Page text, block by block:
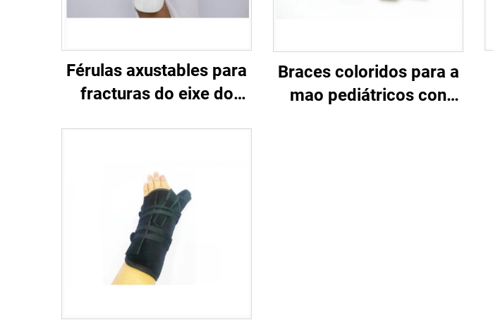
Férulas axustables para
fracturas do eixe do
Braces coloridos para a
mao pediátricos con